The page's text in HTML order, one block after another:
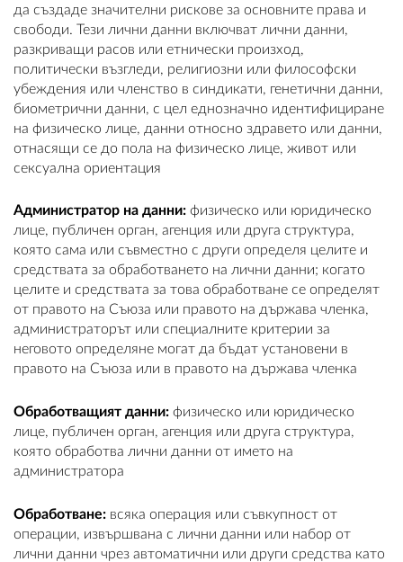
да създаде значителни рискове за основните права и
свободи. Тези лични данни включват лични данни,
разкриващи расов или етнически произход,
политически възгледи, религиозни или философски
убеждения или членство в синдикати, генетични данни,
биометрични данни, с цел еднозначно идентифициране
на физическо лице, данни относно здравето или данни,
отнасящи се до пола на физическо лице, живот или
сексуална ориентация
Администратор на данни: физическо или юридическо
лице, публичен орган, агенция или друга структура,
която сама или съвместно с други определя целите и
средствата за обработването на лични данни; когато
целите и средствата за това обработване се определят
от правото на Съюза или правото на държава членка,
администраторът или специалните критерии за
неговото определяне могат да бъдат установени в
правото на Съюза или в правото на държава членка
Обработващият данни: физическо или юридическо
лице, публичен орган, агенция или друга структура,
която обработва лични данни от името на
администратора
Обработване: всяка операция или съвкупност от
операции, извършвана с лични данни или набор от
лични данни чрез автоматични или други средства като